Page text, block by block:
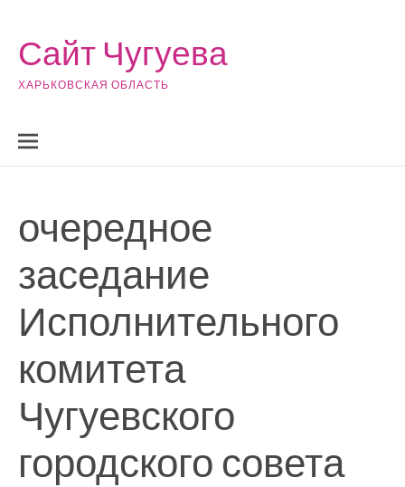
Сайт Чугуева
ХАРЬКОВСКАЯ ОБЛАСТЬ
очередное
заседание
Исполнительного
комитета
Чугуевского
городского совета